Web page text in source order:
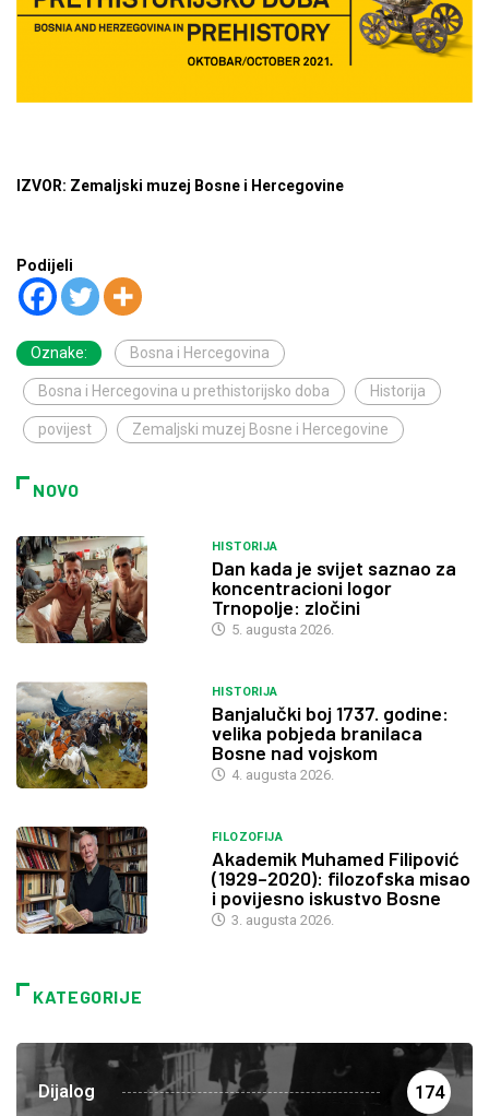
IZVOR: Zemaljski muzej Bosne i Hercegovine
Podijeli
Oznake: Bosna i Hercegovina
Bosna i Hercegovina u prethistorijsko doba Historija
povijest Zemaljski muzej Bosne i Hercegovine
NOVO
HISTORIJA
Dan kada je svijet saznao za
koncentracioni logor
Trnopolje: zločini
5. augusta 2026.
HISTORIJA
Banjalučki boj 1737. godine:
velika pobjeda branilaca
Bosne nad vojskom
4. augusta 2026.
FILOZOFIJA
Akademik Muhamed Filipović
(1929–2020): filozofska misao
i povijesno iskustvo Bosne
3. augusta 2026.
KATEGORIJE
Dijalog 174